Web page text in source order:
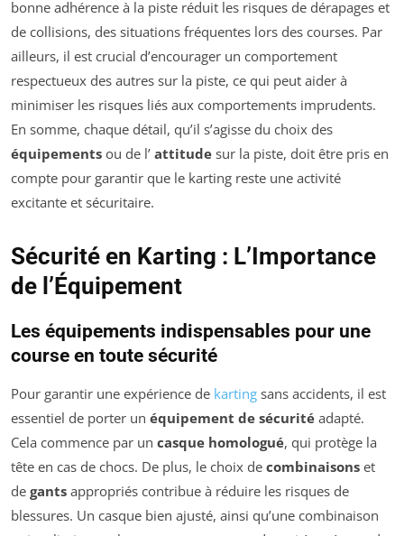
bonne adhérence à la piste réduit les risques de dérapages et
de collisions, des situations fréquentes lors des courses. Par
ailleurs, il est crucial d’encourager un comportement
respectueux des autres sur la piste, ce qui peut aider à
minimiser les risques liés aux comportements imprudents.
En somme, chaque détail, qu’il s’agisse du choix des
équipements ou de l’ attitude sur la piste, doit être pris en
compte pour garantir que le karting reste une activité
excitante et sécuritaire.
Sécurité en Karting : L’Importance
de l’Équipement
Les équipements indispensables pour une
course en toute sécurité
Pour garantir une expérience de karting sans accidents, il est
essentiel de porter un équipement de sécurité adapté.
Cela commence par un casque homologué, qui protège la
tête en cas de chocs. De plus, le choix de combinaisons et
de gants appropriés contribue à réduire les risques de
blessures. Un casque bien ajusté, ainsi qu’une combinaison